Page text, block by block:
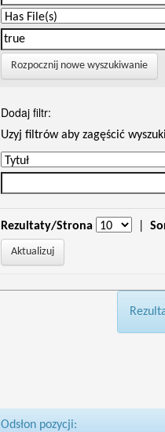
Rozpocznij nowe wyszukiwanie
Dodaj filtr:
Uzyj filtrów aby zagęścić
Rezultaty/Strona
Odsłon pozycji: